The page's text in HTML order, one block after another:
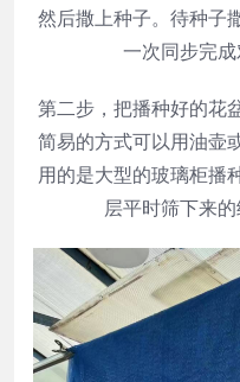
然后撒上种子。待种子
一次同步完成
第二步，把播种好的花
简易的方式可以用油壶
用的是大型的玻璃柜播
层平时筛下来